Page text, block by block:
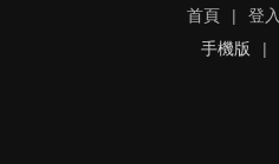
首頁 | 登入
手機版
|